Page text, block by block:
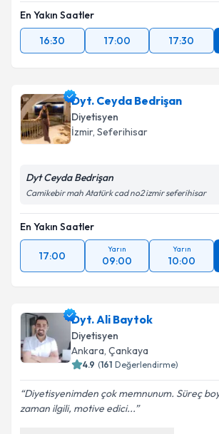
En Yakın Saatler
16:30
17:00 17:30
Dyt. Ceyda Bedrişan
Diyetisyen
İzmir, Seferihisar
Dyt Ceyda Bedrişan
Camikebir mah Atatürk cad no2 izmir seferihisar
En Yakın Saatler
17:00
Yarın
09:00
Yarın
10:00
Dyt. Ali Baytok
Diyetisyen
Ankara, Çankaya
4.9 (161 Değerlendirme)
Diyetisyenimden çok memnunum. Süreç
zaman ilgili, motive edici...